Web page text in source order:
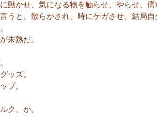
動かせ、気になる物を触らせ、やらせ、痛
うと、散らかされ、時にケガさせ、結局自
未熟だ。
ッズ。
プ。
ク、か。